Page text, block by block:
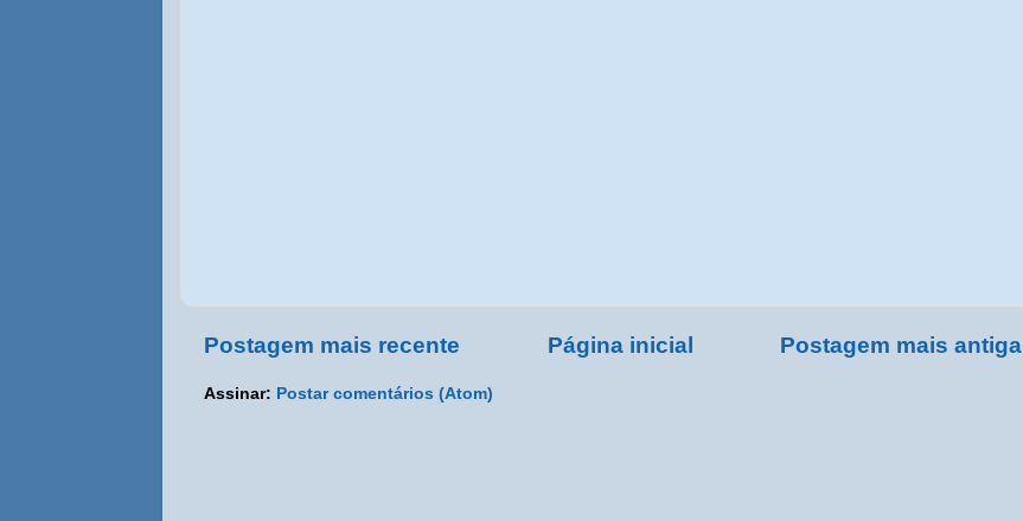
Postagem mais recente Postagem mais antiga
Página inicial
Assinar: Postar comentários (Atom)